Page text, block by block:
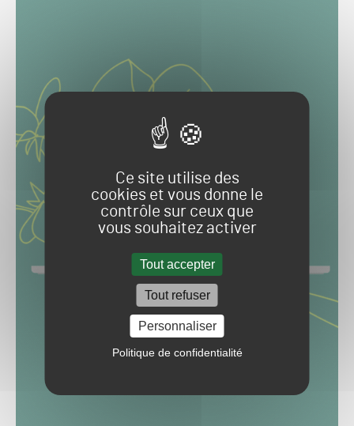
Ce site utilise des
cookies et vous donne le
contrôle sur ceux que
vous souhaitez activer
Tout accepter
Tout refuser
Personnaliser
Politique de confidentialité